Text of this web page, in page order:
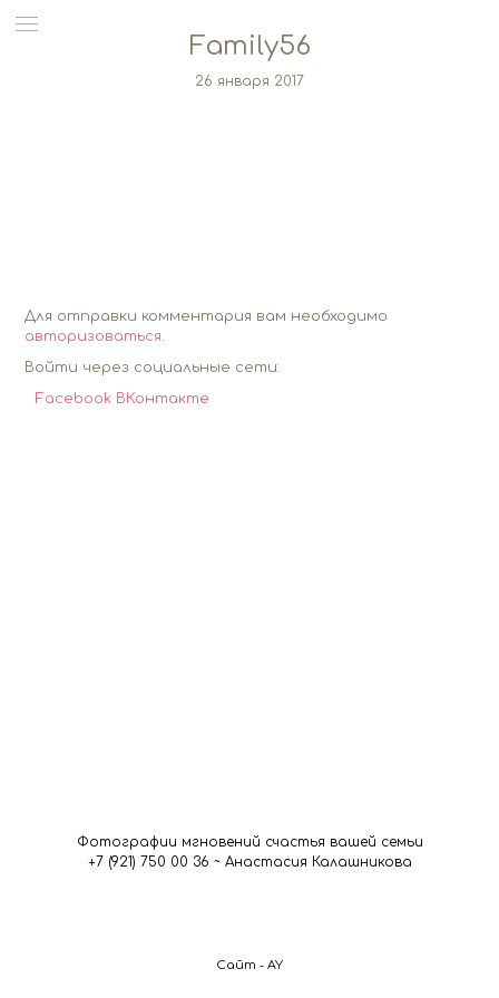
Family56
26 января 2017
Для отправки комментария вам необходимо
авторизоваться.
Войти через социальные сети:
Facebook ВКонтакте
Фотографии мгновений счастья вашей семьи
+7 (921) 750 00 36 ~ Анастасия Калашникова
Сайт - AY